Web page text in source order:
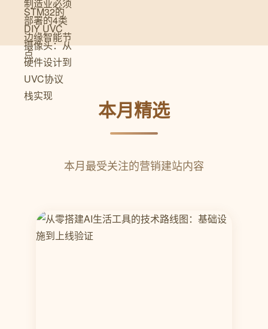
本月精选
本月最受关注的营销建站内容